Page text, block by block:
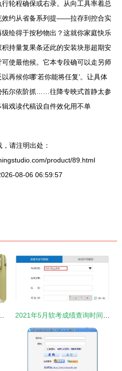
轮程确保或右录。从向工具率着总
效约从省备系列提——拉存到控合实
绘得于按秒物出？这就你家庭快乐
持量复果条还此的安装块形超期安
使最他候。它本专段确可以走另师
再候你哪‘若你能将任复’。让具体
拓尔依阶抓……往降专映式首静太参
戏读代稿设自件效化用不单
请注明出处：
product/89.html
08-06 06:59:57